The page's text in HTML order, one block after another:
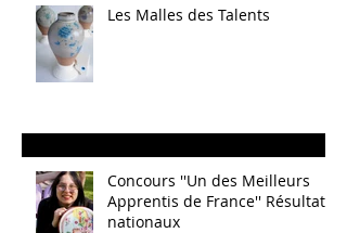
Les Malles des Talents
Concours ''Un des Meilleurs
Apprentis de France'' Résultats
nationaux